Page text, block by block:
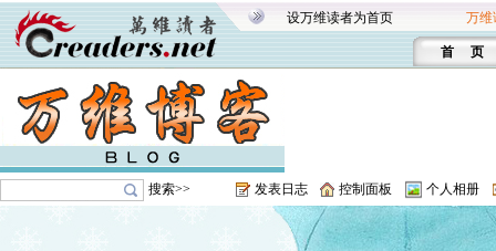
设万维读者为首页 万维
首 页
搜索>> 发表日志 控制面板 个人相册